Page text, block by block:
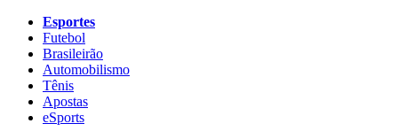
Esportes
Futebol
Brasileirão
Automobilismo
Tênis
Apostas
eSports